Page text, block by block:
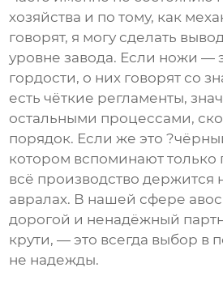
хозяйства и по тому, как
говорят, я могу сделать
уровне завода. Если ножи —
гордости, о них говорят со
есть чёткие регламенты,
остальными процессами,
порядок. Если же это
котором вспоминают только
всё производство держится
авралах. В нашей сфере
дорогой и ненадёжный
крути, — это всегда выбор в
не надежды.